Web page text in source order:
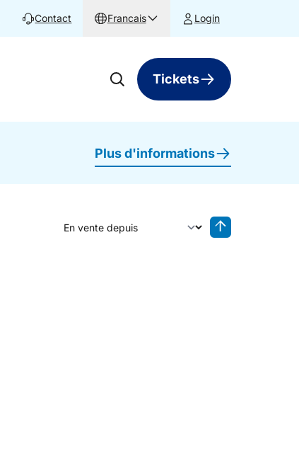
Contact Francais Login
Tickets
Plus d'informations
Trier par